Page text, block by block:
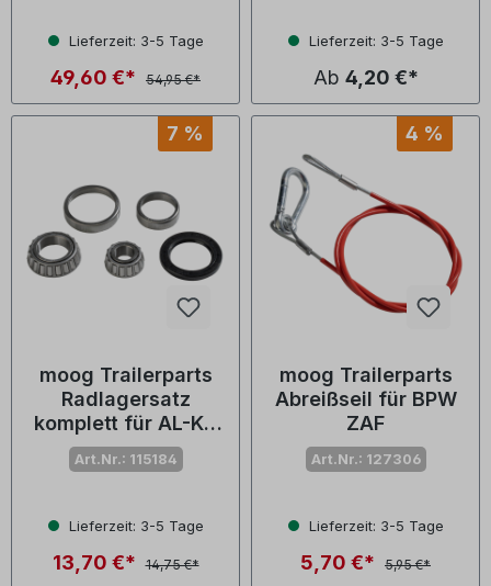
Lieferzeit: 3-5 Tage
49,60 €* 54,95 €*
Lieferzeit: 3-5 Tage
Ab 4,20 €*
7 %
moog Trailerparts
Radlagersatz
komplett für AL-KO
2035/2050/2051 mit
LM-Lager
Art.Nr.: 115184
Lieferzeit: 3-5 Tage
13,70 €* 14,75 €*
4 %
moog Trailerparts
Abreißseil für BPW
ZAF
Art.Nr.: 127306
Lieferzeit: 3-5 Tage
5,70 €* 5,95 €*